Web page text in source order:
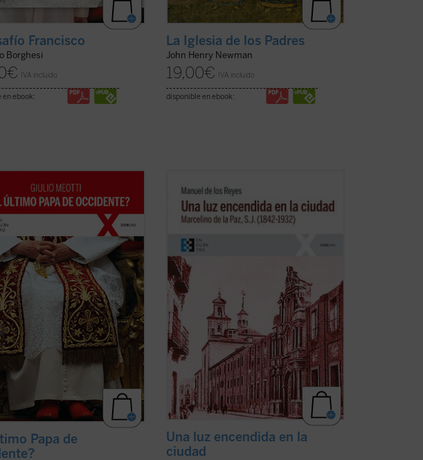
Francisco
Borghesi
€ IVA incluido
en ebook:
La Iglesia de los Padres
John Henry Newman
19,00€ IVA incluido
disponible en ebook:
Ratzinger ha sido, como Meotti
un coloso, finalmente
en sus esfuerzos por salvar a
occidental, pero que ha
detrás de sí los códigos que aún
permitir a la humanidad arreglar
ficha)
Papa de
Narra la vida de Marcelino de la Paz,
quien ingresó en el noviciado de la
Compañía de Jesús. Docente, predicador,
misionero, confesor e impulsor de obras
sociales, su biografía es a la par una
muestra de la implicación en el
ministerio del ...
Una luz encendida en la
ciudad